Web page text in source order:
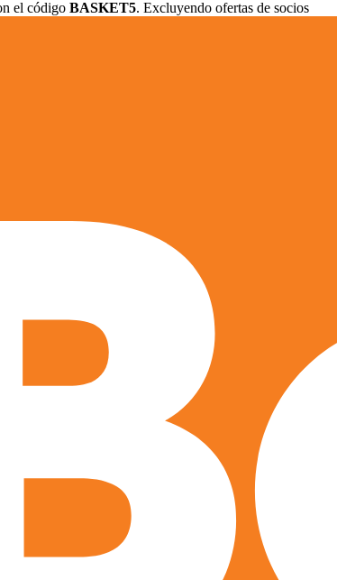
el código BASKET5. Excluyendo ofertas de socios